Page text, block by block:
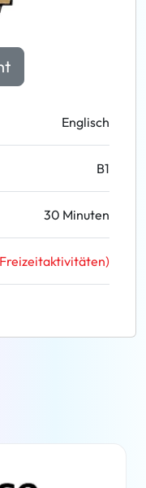
Englisch
B1
30 Minuten